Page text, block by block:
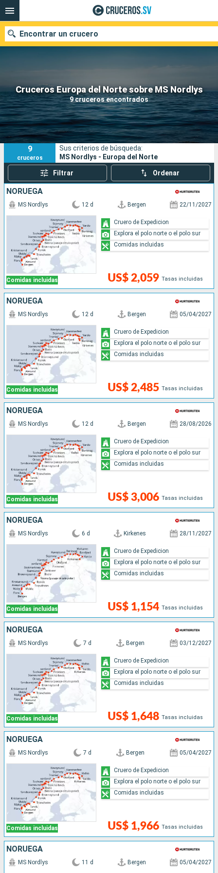
Cruceros Europa del Norte sobre MS Nordlys
9 cruceros encontrados
Encontrar un crucero
Nuestros destinos
Fecha de salida
Puertos Compañías
Buscar
9
cruceros
Sus criterios de búsqueda:
MS Nordlys - Europa del Norte
Filtrar Ordenar
NORUEGA
Comidas incluidas
MS Nordlys 12 d Bergen 22/11/2027
US$ 2,059 Tasas incluidas
Cruero de Expedicion
Explora el polo norte o el polo sur
Comidas incluidas
NORUEGA
Comidas incluidas
MS Nordlys 12 d Bergen 05/04/2027
US$ 2,485 Tasas incluidas
Cruero de Expedicion
Explora el polo norte o el polo sur
Comidas incluidas
NORUEGA
Comidas incluidas
MS Nordlys 12 d Bergen 28/08/2026
US$ 3,006 Tasas incluidas
Cruero de Expedicion
Explora el polo norte o el polo sur
Comidas incluidas
NORUEGA
Comidas incluidas
MS Nordlys 6 d Kirkenes 28/11/2027
US$ 1,154 Tasas incluidas
Cruero de Expedicion
Explora el polo norte o el polo sur
Comidas incluidas
NORUEGA
Comidas incluidas
MS Nordlys 7 d Bergen 03/12/2027
US$ 1,648 Tasas incluidas
Cruero de Expedicion
Explora el polo norte o el polo sur
Comidas incluidas
NORUEGA
Comidas incluidas
MS Nordlys 7 d Bergen 05/04/2027
US$ 1,966 Tasas incluidas
Cruero de Expedicion
Explora el polo norte o el polo sur
Comidas incluidas
NORUEGA
MS Nordlys 11 d Bergen 05/04/2027